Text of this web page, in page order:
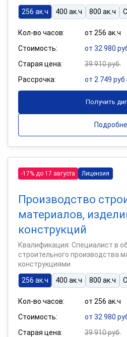
256 ак.ч
400 ак.ч 800 ак.ч
Кол-во часов:
от 256 ак.ч
Стоимость:
от 32 980
Старая цена:
39 910 руб.
Рассрочка:
от 2 749
Получить
-17% до 17 августа Лицензия
Производство
материалов,
конструкций
Квалификация: Специалист в
строительного производства
конструкциями
256 ак.ч
400 ак.ч 800 ак.ч
Кол-во часов:
от 256 ак.ч
Стоимость:
от 32 980
Старая цена:
39 910 руб.